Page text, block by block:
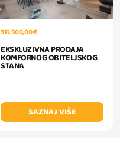
311.900,00 €
EKSKLUZIVNA PRODAJA
KOMFORNOG OBITELJSKOG
STANA
SAZNAJ VIŠE